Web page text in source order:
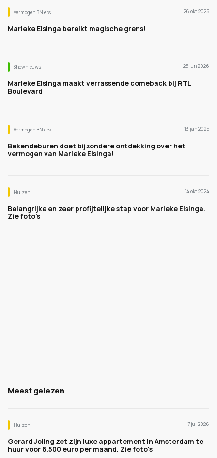
Vermogen BN’ers 26 okt 2025
Marieke Elsinga bereikt magische grens!
Shownieuws 25 jun 2026
Marieke Elsinga maakt verrassende comeback bij RTL
Boulevard
Vermogen BN’ers 13 jan 2025
Bekendeburen doet bijzondere ontdekking over het
vermogen van Marieke Elsinga!
Huizen 14 okt 2024
Belangrijke en zeer profijtelijke stap voor Marieke Elsinga.
Zie foto's
Meest gelezen
Huizen 7 jul 2026
Gerard Joling zet zijn luxe appartement in Amsterdam te
huur voor 6.500 euro per maand. Zie foto's